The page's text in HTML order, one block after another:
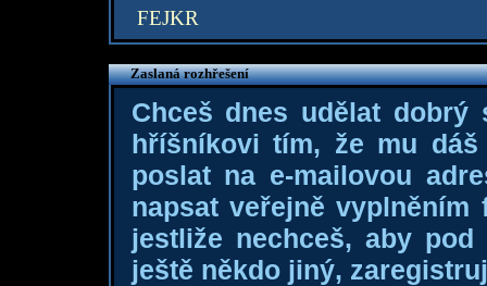
FEJKR
Zaslaná rozhřešení
Chceš dnes udělat dobrý
hříšníkovi tím, že mu
poslat na e-mailovou
napsat veřejně
jestliže nechceš, aby
ještě někdo jiný,